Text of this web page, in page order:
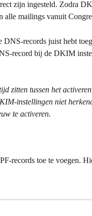
zijn ingesteld. Zodra
mailings vanuit
DNS-records juist hebt
record bij de DKIM
zitten tussen het
instellingen niet
te activeren.
records toe te voegen.